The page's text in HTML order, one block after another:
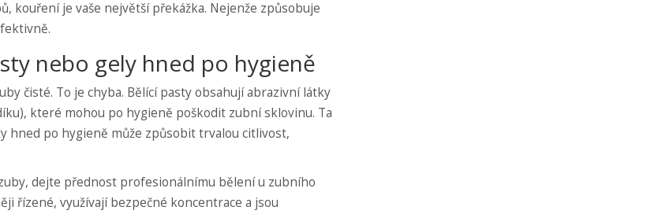
kouření je vaše největší překážka. Nejenže způsobuje
nebo gely hned po hygieně
čisté. To je chyba. Bělící pasty obsahují abrazivní látky
které mohou po hygieně poškodit zubní sklovinu. Ta
hned po hygieně může způsobit trvalou citlivost,
dejte přednost profesionálnímu bělení u zubního
řízené, využívají bezpečné koncentrace a jsou